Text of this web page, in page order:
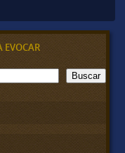
EVOCAR
Buscar